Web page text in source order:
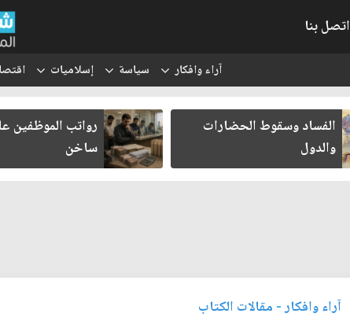
اتصل بنا
آراء وافكار سياسة إسلاميات
الفساد وسقوط الحضارات
والدول
رواتب الموظفين
ساخن
آراء وافكار- مقالات الكتاب